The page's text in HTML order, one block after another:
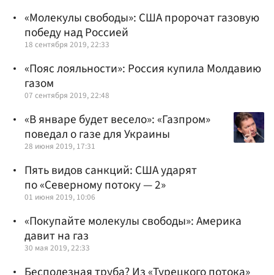
«Молекулы свободы»: США пророчат газовую
победу над Россией
18 сентября 2019, 22:33
«Пояс лояльности»: Россия купила Молдавию
газом
07 сентября 2019, 22:48
«В январе будет весело»: «Газпром»
поведал о газе для Украины
28 июня 2019, 17:31
Пять видов санкций: США ударят
по «Северному потоку — 2»
01 июня 2019, 10:06
«Покупайте молекулы свободы»: Америка
давит на газ
30 мая 2019, 22:33